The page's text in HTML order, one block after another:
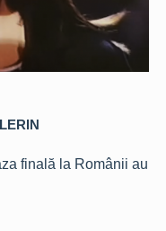
finală la Românii au